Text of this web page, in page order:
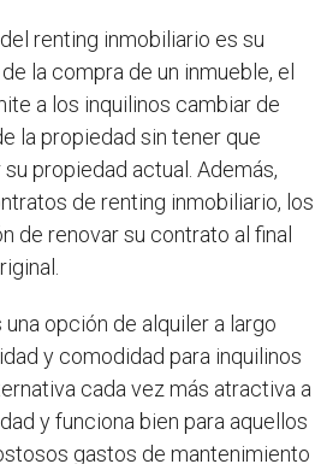
renting inmobiliario es su
la compra de un inmueble, el
a los inquilinos cambiar de
la propiedad sin tener que
propiedad actual. Además,
de renting inmobiliario, los
de renovar su contrato al final
opción de alquiler a largo
y comodidad para inquilinos
cada vez más atractiva a
y funciona bien para aquellos
gastos de mantenimiento